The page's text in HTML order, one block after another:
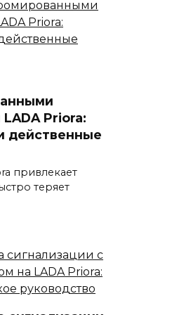
Priora:
действенные
привлекает
теряет